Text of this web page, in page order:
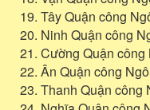
19. Tây Quận công
20. Ninh Quận công
21. Cường Quận công
22. Ân Quận công
23. Thanh Quận